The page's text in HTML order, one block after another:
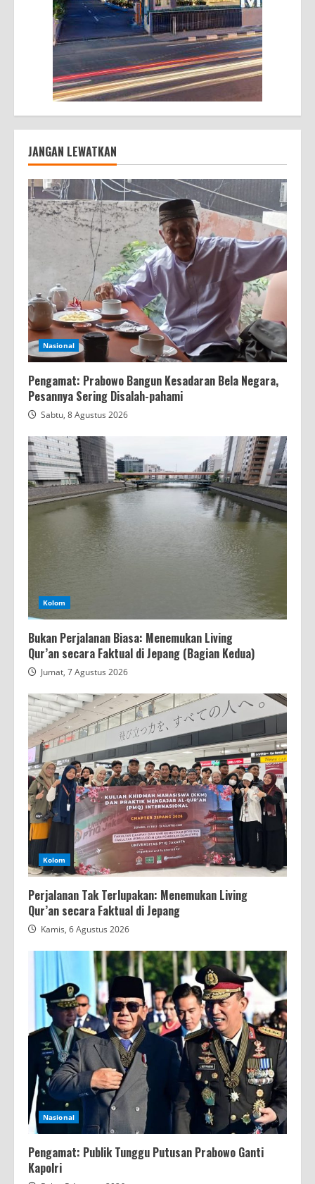
JANGAN LEWATKAN
Nasional
Pengamat: Prabowo Bangun Kesadaran Bela Negara,
Pesannya Sering Disalah-pahami
Sabtu, 8 Agustus 2026
Kolom
Bukan Perjalanan Biasa: Menemukan Living
Qur’an secara Faktual di Jepang (Bagian Kedua)
Jumat, 7 Agustus 2026
Kolom
Perjalanan Tak Terlupakan: Menemukan Living
Qur’an secara Faktual di Jepang
Kamis, 6 Agustus 2026
Nasional
Pengamat: Publik Tunggu Putusan Prabowo Ganti
Kapolri